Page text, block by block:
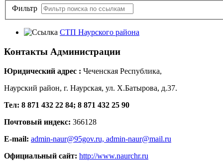
Фильтр
СТП Наурского района
Контакты Администрации
Юридический адрес : Чеченская Республика,
Наурский район, г. Наурская, ул. Х.Батырова, д.37.
Тел: 8 871 432 22 84; 8 871 432 25 90
Почтовый индекс: 366128
E-mail: admin-naur@95gov.ru, admin-naur@mail.ru
Официальный сайт: http://www.naurchr.ru